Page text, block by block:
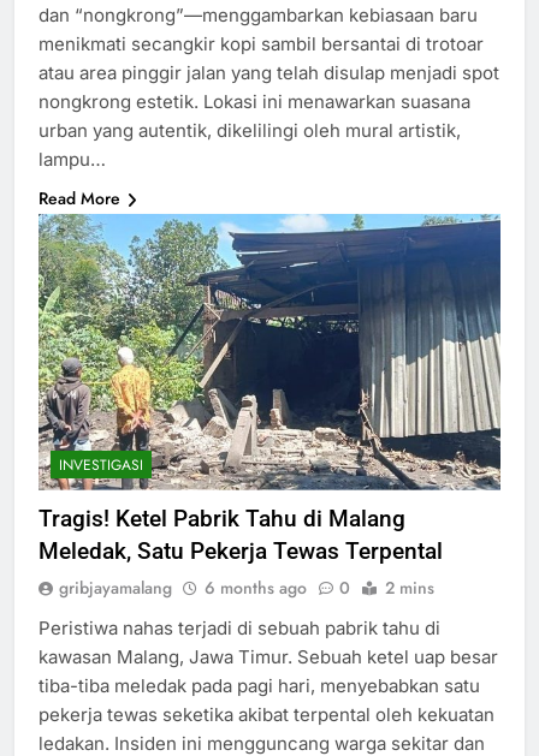
dan “nongkrong”—menggambarkan kebiasaan baru
menikmati secangkir kopi sambil bersantai di trotoar
atau area pinggir jalan yang telah disulap menjadi spot
nongkrong estetik. Lokasi ini menawarkan suasana
urban yang autentik, dikelilingi oleh mural artistik,
lampu…
Read More
INVESTIGASI
Tragis! Ketel Pabrik Tahu di Malang
Meledak, Satu Pekerja Tewas Terpental
gribjayamalang 6 months ago 0 2 mins
Peristiwa nahas terjadi di sebuah pabrik tahu di
kawasan Malang, Jawa Timur. Sebuah ketel uap besar
tiba-tiba meledak pada pagi hari, menyebabkan satu
pekerja tewas seketika akibat terpental oleh kekuatan
ledakan. Insiden ini mengguncang warga sekitar dan